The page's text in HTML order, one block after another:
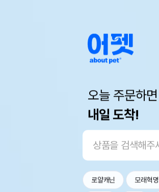
오늘 주문하면
내일 도착!
로얄캐닌 모래혁명